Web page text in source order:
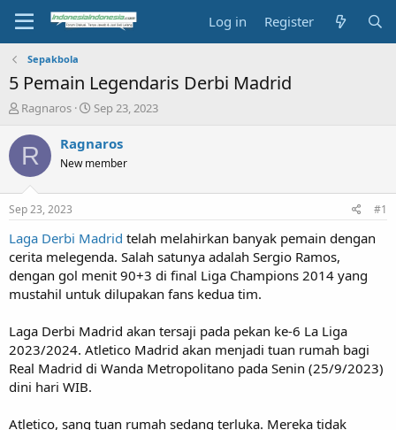
Log in Register
Sepakbola
5 Pemain Legendaris Derbi Madrid
T
r
e
a
t
a
r
t
e
r
Ragnaros
S
a
t
e
Sep 23, 2023
R Ragnaros
New member
Sep 23, 2023 #1
Laga Derbi Madrid telah melahirkan banyak pemain dengan
cerita melegenda. Salah satunya adalah Sergio Ramos,
dengan gol menit 90+3 di final Liga Champions 2014 yang
mustahil untuk dilupakan fans kedua tim.
Laga Derbi Madrid akan tersaji pada pekan ke-6 La Liga
2023/2024. Atletico Madrid akan menjadi tuan rumah bagi
Real Madrid di Wanda Metropolitano pada Senin (25/9/2023)
dini hari WIB.
Atletico, sang tuan rumah sedang terluka. Mereka tidak